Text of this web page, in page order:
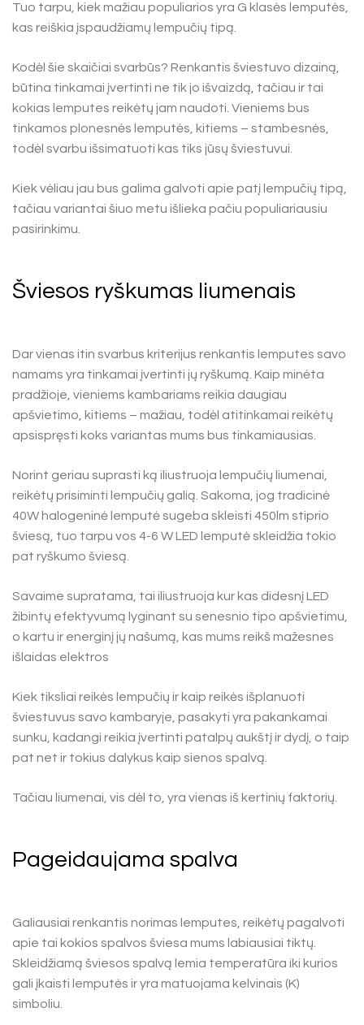
Tuo tarpu, kiek mažiau populiarios yra G klasės lemputės,
kas reiškia įspaudžiamų lempučių tipą.
Kodėl šie skaičiai svarbūs? Renkantis šviestuvo dizainą,
būtina tinkamai įvertinti ne tik jo išvaizdą, tačiau ir tai
kokias lemputes reikėtų jam naudoti. Vieniems bus
tinkamos plonesnės lemputės, kitiems – stambesnės,
todėl svarbu išsimatuoti kas tiks jūsų šviestuvui.
Kiek vėliau jau bus galima galvoti apie patį lempučių tipą,
tačiau variantai šiuo metu išlieka pačiu populiariausiu
pasirinkimu.
Šviesos ryškumas liumenais
Dar vienas itin svarbus kriterijus renkantis lemputes savo
namams yra tinkamai įvertinti jų ryškumą. Kaip minėta
pradžioje, vieniems kambariams reikia daugiau
apšvietimo, kitiems – mažiau, todėl atitinkamai reikėtų
apsispręsti koks variantas mums bus tinkamiausias.
Norint geriau suprasti ką iliustruoja lempučių liumenai,
reikėtų prisiminti lempučių galią. Sakoma, jog tradicinė
40W halogeninė lemputė sugeba skleisti 450lm stiprio
šviesą, tuo tarpu vos 4-6 W LED lemputė skleidžia tokio
pat ryškumo šviesą.
Savaime supratama, tai iliustruoja kur kas didesnį LED
žibintų efektyvumą lyginant su senesnio tipo apšvietimu,
o kartu ir energinį jų našumą, kas mums reikš mažesnes
išlaidas elektros
Kiek tiksliai reikės lempučių ir kaip reikės išplanuoti
šviestuvus savo kambaryje, pasakyti yra pakankamai
sunku, kadangi reikia įvertinti patalpų aukštį ir dydį, o taip
pat net ir tokius dalykus kaip sienos spalvą.
Tačiau liumenai, vis dėl to, yra vienas iš kertinių faktorių.
Pageidaujama spalva
Galiausiai renkantis norimas lemputes, reikėtų pagalvoti
apie tai kokios spalvos šviesa mums labiausiai tiktų.
Skleidžiamą šviesos spalvą lemia temperatūra iki kurios
gali įkaisti lemputės ir yra matuojama kelvinais (K)
simboliu.